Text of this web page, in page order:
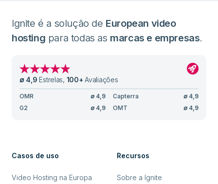
Ignite é a solução de European video
hosting para todas as marcas e empresas.
∅ 4,9 Estrelas, 100+ Avaliações
OMR ∅ 4,9 Capterra ∅ 4,9
G2
∅ 4,9 OMT ∅ 4,9
Casos de uso
Video Hosting na Europa
Recursos
Sobre a Ignite